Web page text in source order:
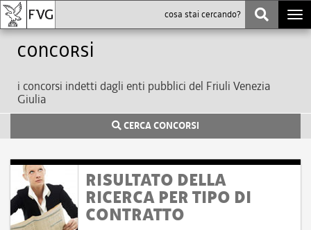
Concorsi
i concorsi indetti dagli enti pubblici del Friuli Venezia
Giulia
CERCA CONCORSI
RISULTATO DELLA
RICERCA PER TIPO DI
CONTRATTO